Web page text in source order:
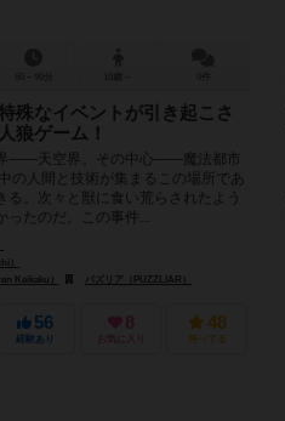
殊なイベントが引き起こさ
狼ゲーム！
――天空界。その中心――魔法都市
の人間と技術が集まるこの場所であ
る。次々と獣に食い荒らされたよう
ったのだ。この事件...
）
Keikaku）
パズリア（PUZZLIAR）
56
経験あり
8
お気に入り
48
持ってる